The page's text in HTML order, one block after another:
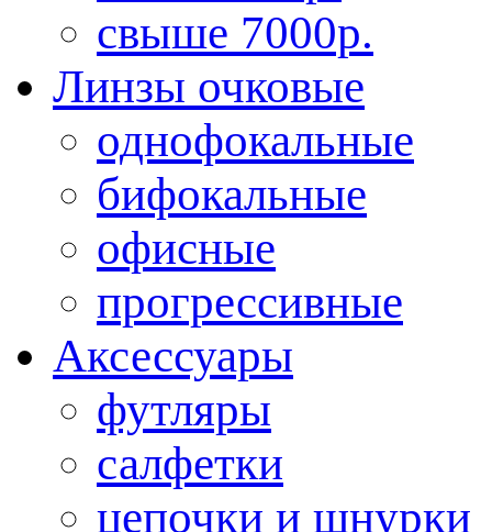
свыше 7000р.
Линзы очковые
однофокальные
бифокальные
офисные
прогрессивные
Аксессуары
футляры
салфетки
цепочки и шнурки